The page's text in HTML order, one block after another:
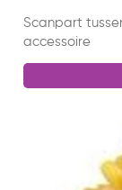
Scanpart
accessoire